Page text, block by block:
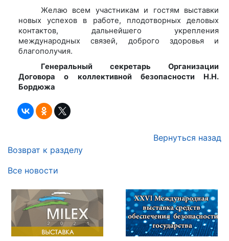
Желаю всем участникам и гостям выставки
новых успехов в работе, плодотворных деловых
контактов, дальнейшего укрепления
международных связей, доброго здоровья и
благополучия.
Генеральный секретарь Организации
Договора о коллективной безопасности Н.Н.
Бордюжа
Вернуться назад
Возврат к разделу
Все новости